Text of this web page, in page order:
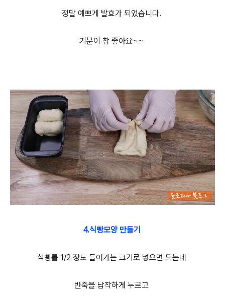
정말 예쁘게 발효가 되었습니다.
기분이 참 좋아요~~
4.식빵모양 만들기
식빵틀 1/2 정도 들어가는 크기로 넣으면 되는데
반죽을 납작하게 누르고